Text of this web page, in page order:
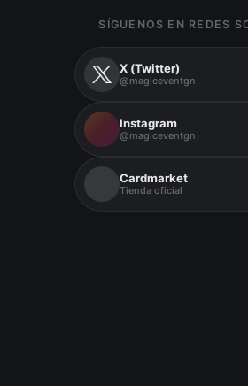
SÍGUENOS EN REDES
X (Twitter)
@magiceventgn
Instagram
@magiceventgn
Cardmarket
Tienda oficial